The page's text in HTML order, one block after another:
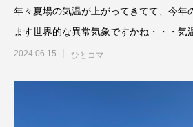
年々夏場の気温が上がってきてて、今年
ます世界的な異常気象ですかね・・・気
ン全快
2024.06.15 ひとコマ